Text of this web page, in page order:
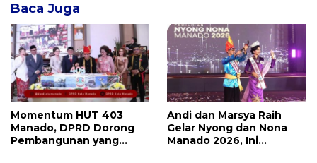
Baca Juga
Momentum HUT 403
Manado, DPRD Dorong
Pembangunan yang
Andi dan Marsya Raih
Gelar Nyong dan Nona
Manado 2026, Ini